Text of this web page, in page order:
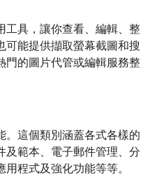
工具，讓你查看、編輯、整
可能提供擷取螢幕截圖和搜
門的圖片代管或編輯服務整
。這個類別涵蓋各式各樣的
及範本、電子郵件管理、分
程式及強化功能等等。